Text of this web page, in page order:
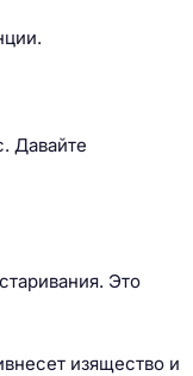
Давайте
Это
изящество и